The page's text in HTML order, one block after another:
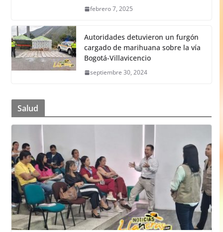
febrero 7, 2025
Autoridades detuvieron un furgón
cargado de marihuana sobre la vía
Bogotá-Villavicencio
septiembre 30, 2024
Salud